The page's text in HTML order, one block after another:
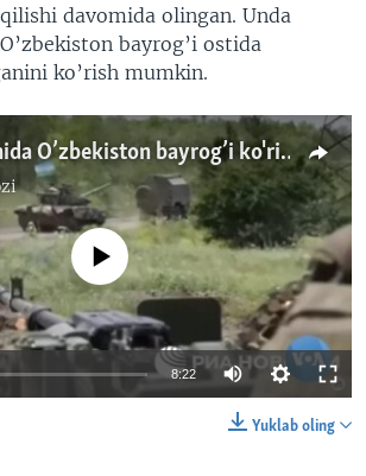
davomida olingan. Unda
bayrog’i ostida
ko’rish mumkin.
Ukraina urushida O’zbekiston bayrog’i ko'rindi
source currently available
8:22
Yuklab oling